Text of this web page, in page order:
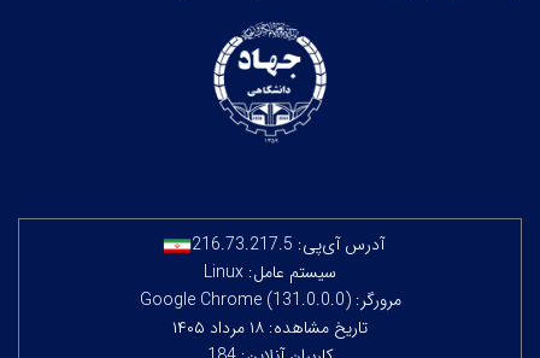
آدرس آی‌پی: 216.73.217.5
سیستم عامل: Linux
مرورگر: Google Chrome (131.0.0.0)
تاریخ مشاهده: ۱۸ مرداد ۱۴۰۵